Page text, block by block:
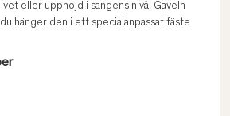
eller upphöjd i sängens nivå. Gaveln
hänger den i ett specialanpassat fäste